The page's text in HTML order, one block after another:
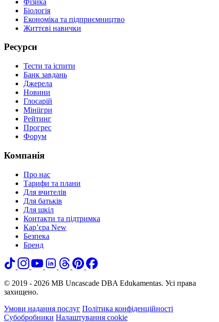
Біологія
Економіка та підприємництво
Життєві навички
Ресурси
Тести та іспити
Банк завдань
Джерела
Новини
Глосарій
Мініігри
Рейтинг
Прогрес
Форум
Компанія
Про нас
Тарифи та плани
Для вчителів
Для батьків
Для шкіл
Контакти та підтримка
Кар’єра New
Безпека
Бренд
© 2019 - 2026 MB Uncascade DBA Edukamentas. Усі права
захищено.
Умови надання послуг Політика конфіденційності
Субобробники Налаштування cookie